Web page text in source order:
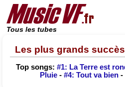
Tous les tubes
Les plus grands
Top songs: #1: La Terre est
Pluie- #4: Tout va bien-